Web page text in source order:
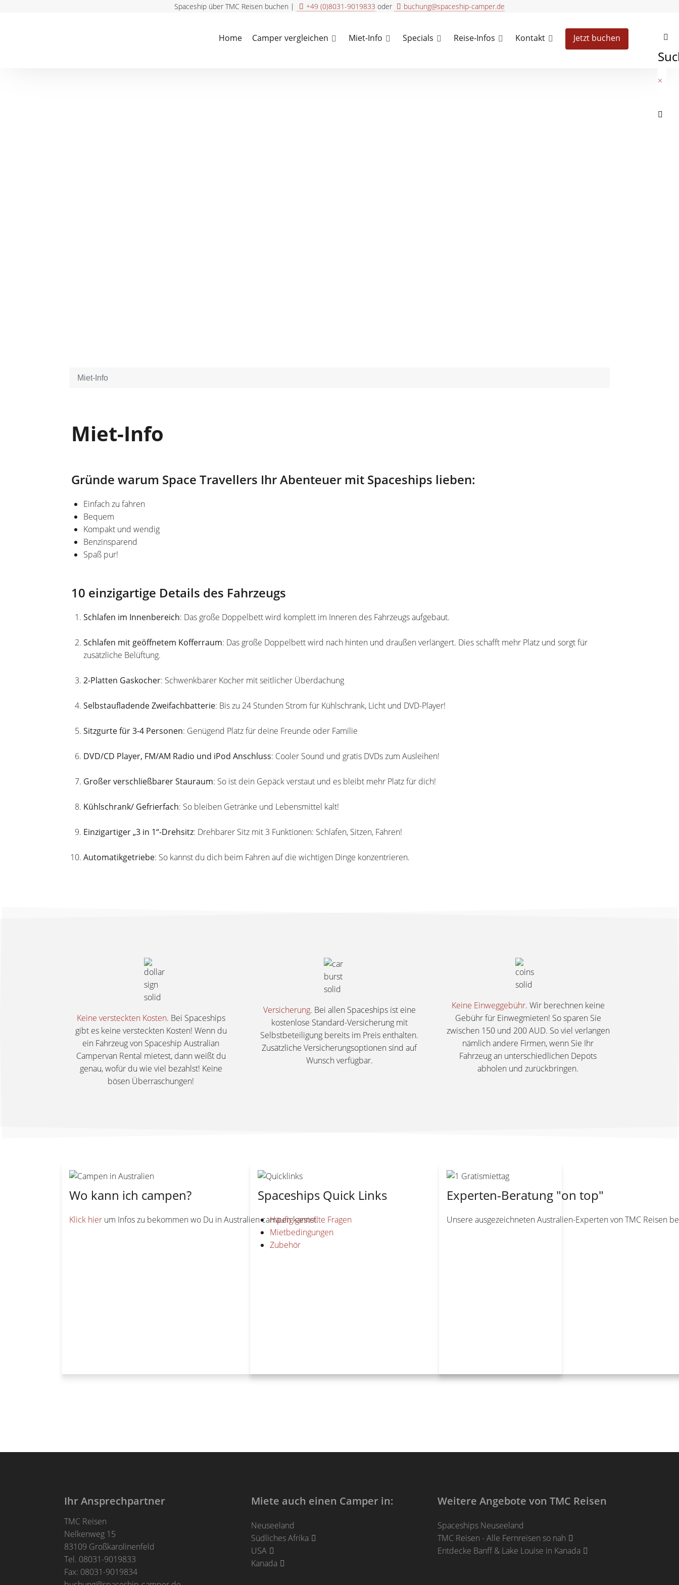
Spaceship über TMC Reisen buchen | +49 (0)8031-9019833 oder buchung@spaceship-camper.de
Home Camper vergleichen Miet-Info Specials Reise-Infos Kontakt Jetzt buchen
×
Miet-Info
Miet-Info
Gründe warum Space Travellers Ihr Abenteuer mit Spaceships lieben:
Einfach zu fahren
Bequem
Kompakt und wendig
Benzinsparend
Spaß pur!
10 einzigartige Details des Fahrzeugs
Schlafen im Innenbereich: Das große Doppelbett wird komplett im Inneren des Fahrzeugs aufgebaut.
Schlafen mit geöffnetem Kofferraum: Das große Doppelbett wird nach hinten und draußen verlängert. Dies schafft mehr Platz und sorgt für
zusätzliche Belüftung.
2-Platten Gaskocher: Schwenkbarer Kocher mit seitlicher Überdachung
Selbstaufladende Zweifachbatterie: Bis zu 24 Stunden Strom für Kühlschrank, Licht und DVD-Player!
Sitzgurte für 3-4 Personen: Genügend Platz für deine Freunde oder Familie
DVD/CD Player, FM/AM Radio und iPod Anschluss: Cooler Sound und gratis DVDs zum Ausleihen!
Großer verschließbarer Stauraum: So ist dein Gepäck verstaut und es bleibt mehr Platz für dich!
Kühlschrank/ Gefrierfach: So bleiben Getränke und Lebensmittel kalt!
Einzigartiger „3 in 1“-Drehsitz: Drehbarer Sitz mit 3 Funktionen: Schlafen, Sitzen, Fahren!
Automatikgetriebe: So kannst du dich beim Fahren auf die wichtigen Dinge konzentrieren.
Keine versteckten Kosten. Bei Spaceships
gibt es keine versteckten Kosten! Wenn du
ein Fahrzeug von Spaceship Australian
Campervan Rental mietest, dann weißt du
genau, wofür du wie viel bezahlst! Keine
bösen Überraschungen!
Versicherung. Bei allen Spaceships ist eine
kostenlose Standard-Versicherung mit
Selbstbeteiligung bereits im Preis enthalten.
Zusätzliche Versicherungsoptionen sind auf
Wunsch verfügbar.
Keine Einweggebühr. Wir berechnen keine
Gebühr für Einwegmieten! So sparen Sie
zwischen 150 und 200 AUD. So viel verlangen
nämlich andere Firmen, wenn Sie Ihr
Fahrzeug an unterschiedlichen Depots
abholen und zurückbringen.
Wo kann ich campen?
Klick hier um Infos zu bekommen wo Du in Australien campen kannst.
Spaceships Quick Links
Häufig gestellte Fragen
Mietbedingungen
Zubehör
Experten-Beratung "on top"
Unsere ausgezeichneten Australien-Experten von TMC Reisen
Ihr Ansprechpartner
TMC Reisen
Nelkenweg 15
83109 Großkarolinenfeld
Tel. 08031-9019833
Fax: 08031-9019834
Miete auch einen Camper in:
Neuseeland
Südliches Afrika
USA
Kanada
Weitere Angebote von TMC Reisen
Spaceships Neuseeland
TMC Reisen - Alle Fernreisen so nah
Entdecke Banff & Lake Louise in Kanada